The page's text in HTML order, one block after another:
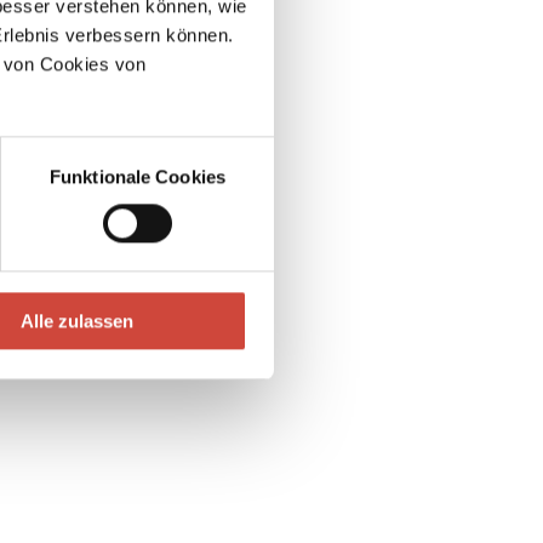
verstehen können, wie
verbessern können.
Cookies von
Funktionale Cookies
Alle zulassen